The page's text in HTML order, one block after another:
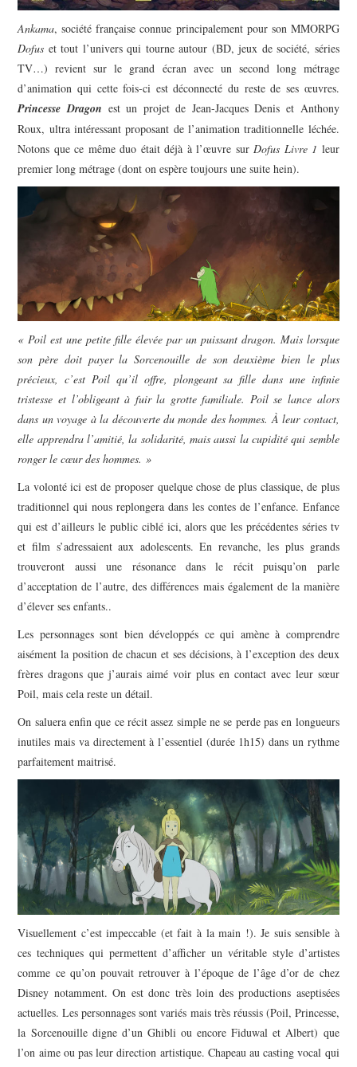
Ankama, société française connue principalement pour son MMORPG
Dofus et tout l’univers qui tourne autour (BD, jeux de société, séries
TV…) revient sur le grand écran avec un second long métrage
d’animation qui cette fois-ci est déconnecté du reste de ses œuvres.
Princesse Dragon est un projet de Jean-Jacques Denis et Anthony
Roux, ultra intéressant proposant de l’animation traditionnelle léchée.
Notons que ce même duo était déjà à l’œuvre surDofus Livre 1 leur
premier long métrage (dont on espère toujours une suite hein).
« Poil est une petite fille élevée par un puissant dragon. Mais lorsque
son père doit payer la Sorcenouille de son deuxième bien le plus
précieux, c’est Poil qu’il offre, plongeant sa fille dans une infinie
tristesse et l’obligeant à fuir la grotte familiale. Poil se lance alors
dans un voyage à la découverte du monde des hommes. À leur contact,
elle apprendra l’amitié, la solidarité, mais aussi la cupidité qui semble
ronger le cœur des hommes. »
La volonté ici est de proposer quelque chose de plus classique, de plus
traditionnel qui nous replongera dans les contes de l’enfance. Enfance
qui est d’ailleurs le public ciblé ici, alors que les précédentes séries tv
et film s’adressaient aux adolescents. En revanche, les plus grands
trouveront aussi une résonance dans le récit puisqu’on parle
d’acceptation de l’autre, des différences mais également de la manière
d’élever ses enfants..
Les personnages sont bien développés ce qui amène à comprendre
aisément la position de chacun et ses décisions, à l’exception des deux
frères dragons que j’aurais aimé voir plus en contact avec leur sœur
Poil, mais cela reste un détail.
On saluera enfin que ce récit assez simple ne se perde pas en longueurs
inutiles mais va directement à l’essentiel (durée 1h15) dans un rythme
parfaitement maitrisé.
Visuellement c’est impeccable (et fait à la main !). Je suis sensible à
ces techniques qui permettent d’afficher un véritable style d’artistes
comme ce qu’on pouvait retrouver à l’époque de l’âge d’or de chez
Disney notamment. On est donc très loin des productions aseptisées
actuelles. Les personnages sont variés mais très réussis (Poil, Princesse,
la Sorcenouille digne d’un Ghibli ou encore Fiduwal et Albert) que
l’on aime ou pas leur direction artistique. Chapeau au casting vocal qui